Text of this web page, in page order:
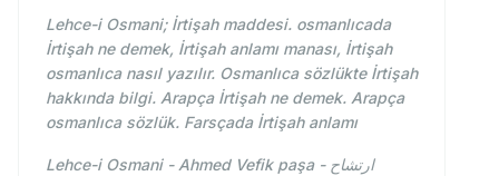
Lehce-i Osmani; İrtişah maddesi. osmanlıcada
İrtişah ne demek, İrtişah anlamı manası, İrtişah
osmanlıca nasıl yazılır. Osmanlıca sözlükte İrtişah
hakkında bilgi. Arapça İrtişah ne demek. Arapça
osmanlıca sözlük. Farsçada İrtişah anlamı
Lehce-i Osmani - Ahmed Vefik paşa - ارتشاح